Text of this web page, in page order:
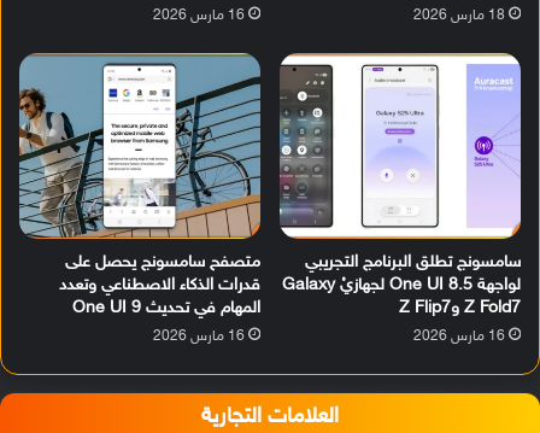
18 مارس 2026 16 مارس 2026
سامسونج تطلق البرنامج التجريبي
لواجهة One UI 8.5 لجهازيْ Galaxy
Z Fold7 وZ Flip7
16 مارس 2026
متصفح سامسونج يحصل على
قدرات الذكاء الاصطناعي وتعدد
المهام في تحديث One UI 9
16 مارس 2026
العلامات التجارية